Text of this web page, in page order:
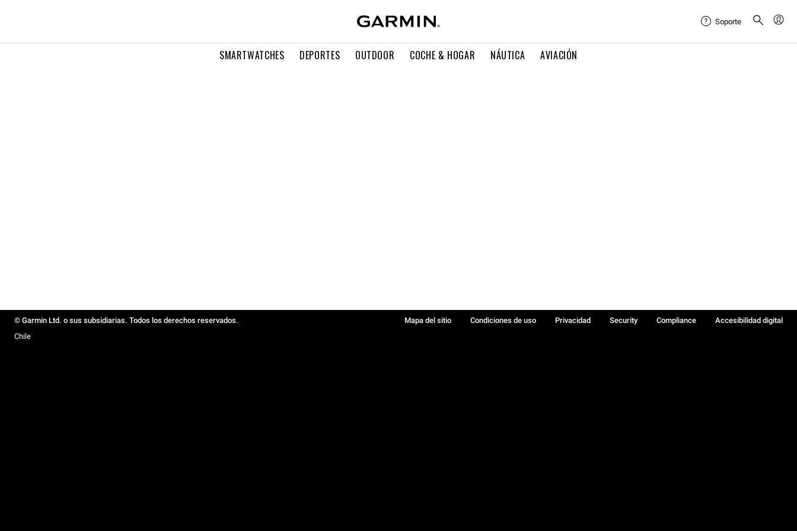
SMARTWATCHES DEPORTES OUTDOOR COCHE & HOGAR NÁUTICA AVIACIÓN
Soporte
© Garmin Ltd. o sus subsidiarias. Todos los derechos reservados. Mapa del sitio Condiciones de uso Privacidad Security Compliance
Accesibilidad digital
Chile